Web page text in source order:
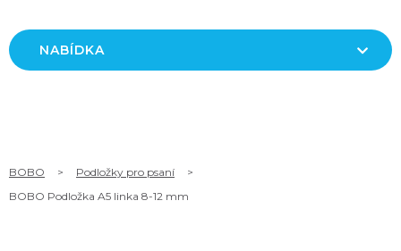
NABÍDKA
BOBO > Podložky pro psaní
>
BOBO Podložka A5 linka 8-12 mm